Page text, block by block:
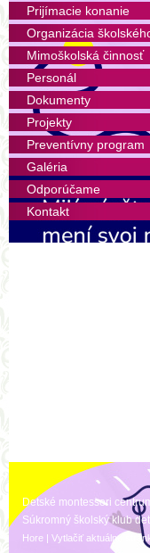
Prijímacie konanie
Organizácia
Mimoškolská činnosť
Personál
Dokumenty
Projekty
Preventívny program
Galéria
Odporúčame
Kontakt
Detské montessori
Súkromný školský klub
Hore | Vytlačiť aktuálnu